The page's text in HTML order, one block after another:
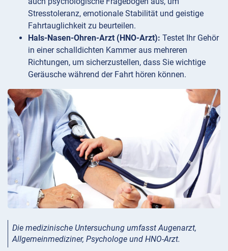
Stresstoleranz, emotionale Stabilität und geistige
Fahrtauglichkeit zu beurteilen.
Hals-Nasen-Ohren-Arzt (HNO-Arzt): Testet Ihr Gehör
in einer schalldichten Kammer aus mehreren
Richtungen, um sicherzustellen, dass Sie wichtige
Geräusche während der Fahrt hören können.
Die medizinische Untersuchung umfasst Augenarzt,
Allgemeinmediziner, Psychologe und HNO-Arzt.